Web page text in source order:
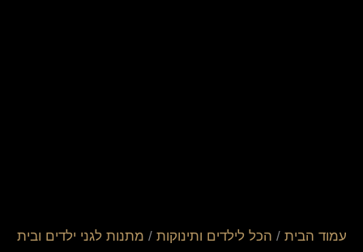
עמוד הבית / הכל לילדים ותינוקות / מתנות לגני ילדים ובית